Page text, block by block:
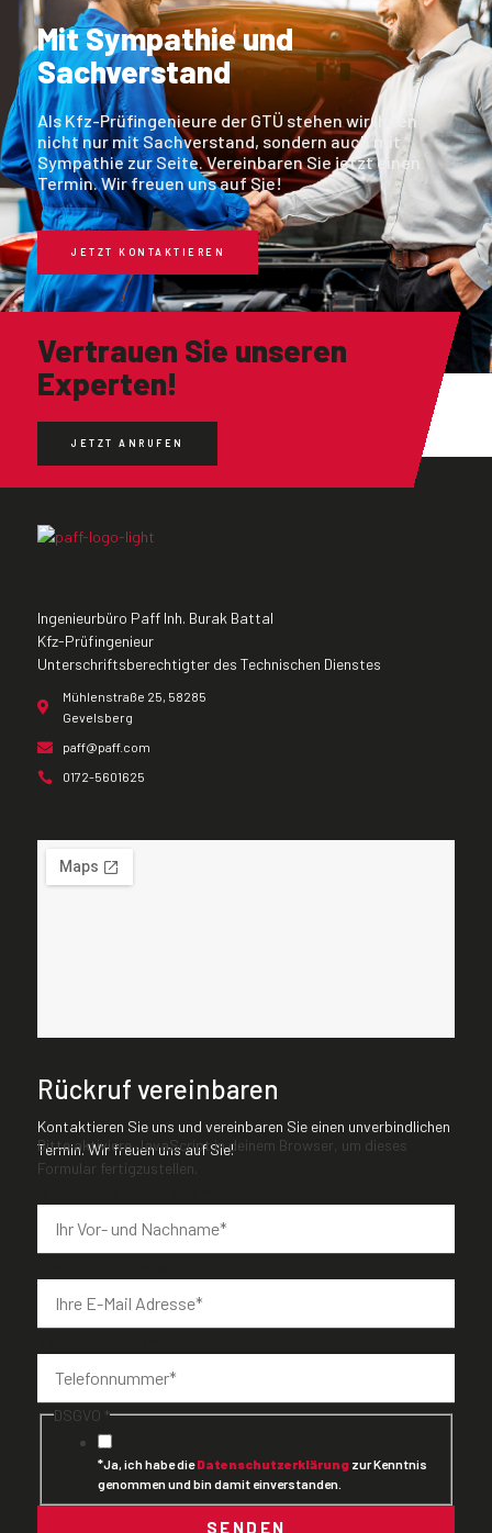
Mit Sympathie und
Sachverstand
Als Kfz-Prüfingenieure der GTÜ stehen wir Ihnen
nicht nur mit Sachverstand, sondern auch mit
Sympathie zur Seite. Vereinbaren Sie jetzt einen
Termin. Wir freuen uns auf Sie!
JETZT KONTAKTIEREN
Vertrauen Sie unseren
Experten!
JETZT ANRUFEN
Ingenieurbüro Paff Inh. Burak Battal
Kfz-Prüfingenieur
Unterschriftsberechtigter des Technischen Dienstes
Mühlenstraße 25, 58285
Gevelsberg
paff@paff.com
0172-5601625
Rückruf vereinbaren
Kontaktieren Sie uns und vereinbaren Sie einen unverbindlichen
Termin. Wir freuen uns auf Sie!
Bitte aktiviere JavaScript in deinem Browser, um dieses
Formular fertigzustellen.
DSGVO *
*Ja, ich habe dieDatenschutzerklärungzur Kenntnis
genommen und bin damit einverstanden.
SENDEN